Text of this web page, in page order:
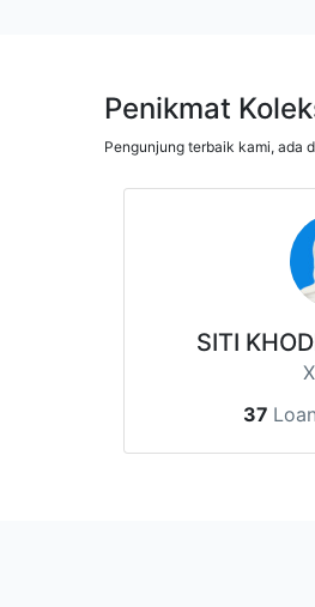
Penikmat
Pengunjung terbaik kami, ada
SITI
37